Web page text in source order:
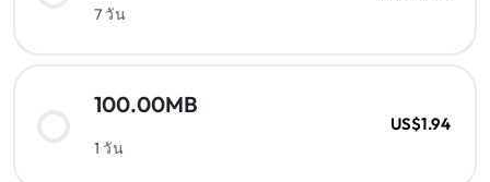
7 วัน
100.00MB
1 วัน
US$1.94